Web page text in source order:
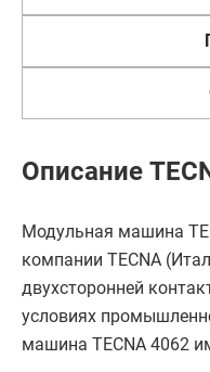
Описание
Модульная машина
компании TECNA
двухсторонней
условиях
машина TECNA 4062